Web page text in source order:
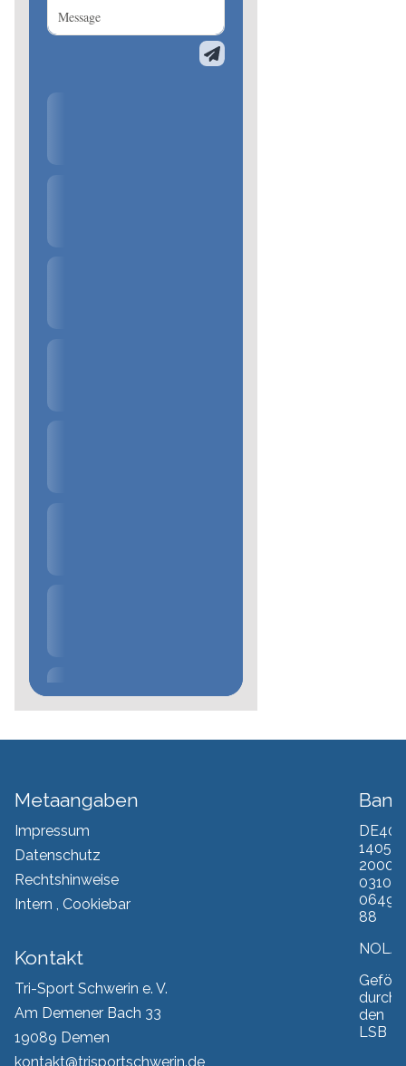
Metaangaben
Impressum
Datenschutz
Rechtshinweise
Intern
Cookiebar
Kontakt
Tri-Sport Schwerin e. V.
Am Demener Bach 33
19089 Demen
kontakt@trisportschwerin.de
DE40
1405
2000
0310
0649
88
durch
den
LSB